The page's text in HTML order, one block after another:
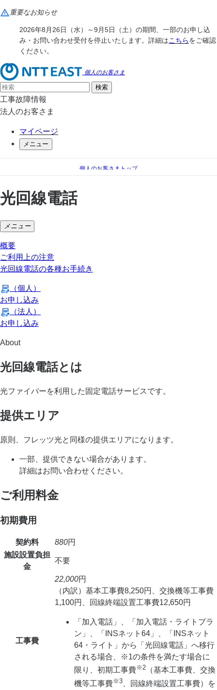
重要なお知らせ
2026年8月26日（水）～9月5日（土）の期間、一部のお申し込
み・お問い合わせ受付を停止いたします。詳細はこちらをご確認
ください。
個人のお客さま
工事故障情報
法人のお客さま
マイページ
メニュー
個人のお客さまトップ
電話
光回線電話
メニュー
概要
ご利用上の注意
光回線電話の各種お手続き
（個人）
お申し込み
（法人）
お申し込み
About
光回線電話とは
光ファイバーを利用した固定電話サービスです。
提供エリア
原則、フレッツ光と同様の提供エリアになります。
一部、提供できない場合があります。
詳細はお問い合わせください。
ご利用料金
初期費用
契約料 880円
施設設置負担
金
不要
工事費
22,000円
（内訳）基本工事費8,250円、交換機等工事費
1,100円、回線終端設置工事費12,650円
「加入電話」、「加入電話・ライトプラ
ン」、「INSネット64」、「INSネット
64・ライト」から「光回線電話」へ移行
される場合、※1の条件を満たす場合に
限り、初期工事費※2 （基本工事費、交換
機等工事費※3 、回線終端設置工事費）を